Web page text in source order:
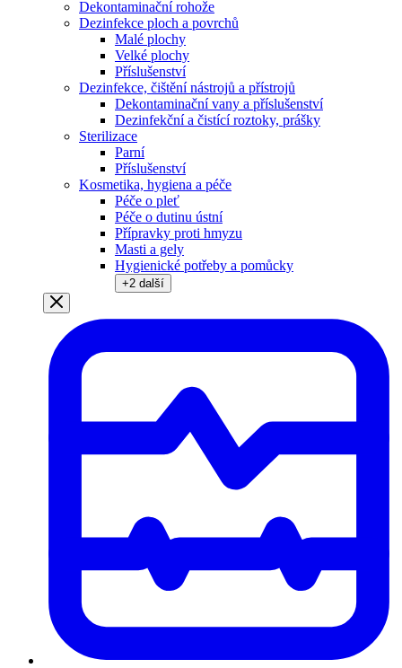
Dekontaminační rohože
Dezinfekce ploch a povrchů
Malé plochy
Velké plochy
Příslušenství
Dezinfekce, čištění nástrojů a přístrojů
Dekontaminační vany a příslušenství
Dezinfekční a čistící roztoky, prášky
Sterilizace
Parní
Příslušenství
Kosmetika, hygiena a péče
Péče o pleť
Péče o dutinu ústní
Přípravky proti hmyzu
Masti a gely
Hygienické potřeby a pomůcky
+2 další